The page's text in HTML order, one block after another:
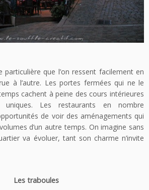
que l’on ressent facilement en
à l’autre. Les portes fermées qui ne le
cachent à peine des cours intérieures
uniques. Les restaurants en nombre
de voir des aménagements qui
d’un autre temps. On imagine sans
va évoluer, tant son charme n’invite
Les traboules